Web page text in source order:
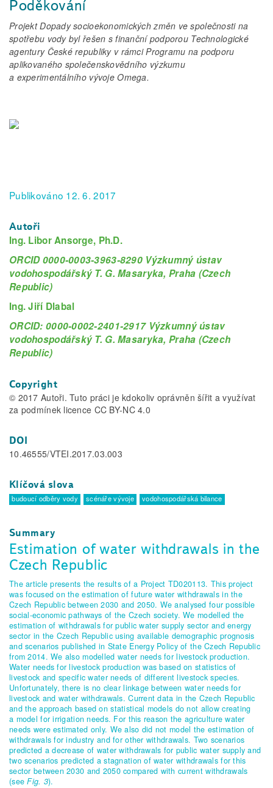
Poděkování
Projekt Dopady socioekonomických změn ve společnosti na
spotřebu vody byl řešen s finanční podporou Technologické
agentury České republiky v rámci Programu na podporu
aplikovaného společenskovědního výzkumu
a experimentálního vývoje Omega.
Publikováno 12. 6. 2017
Autoři
Ing. Libor Ansorge, Ph.D.
ORCID 0000-0003-3963-8290 Výzkumný ústav
vodohospodářský T. G. Masaryka, Praha (Czech
Republic)
Ing. Jiří Dlabal
ORCID: 0000-0002-2401-2917 Výzkumný ústav
vodohospodářský T. G. Masaryka, Praha (Czech
Republic)
Copyright
© 2017 Autoři. Tuto práci je kdokoliv oprávněn šířit a využívat
za podmínek licence CC BY-NC 4.0
DOI
10.46555/VTEI.2017.03.003
Klíčová slova
budoucí odběry vody scénáře vývoje vodohospodářská bilance
Summary
Estimation of water withdrawals in the
Czech Republic
The article presents the results of a Project TD020113. This project
was focused on the estimation of future water withdrawals in the
Czech Republic between 2030 and 2050. We analysed four possible
social-economic pathways of the Czech society. We modelled the
estimation of withdrawals for public water supply sector and energy
sector in the Czech Republic using available demographic prognosis
and scenarios published in State Energy Policy of the Czech Republic
from 2014. We also modelled water needs for livestock production.
Water needs for livestock production was based on statistics of
livestock and specific water needs of different livestock species.
Unfortunately, there is no clear linkage between water needs for
livestock and water withdrawals. Current data in the Czech Republic
and the approach based on statistical models do not allow creating
a model for irrigation needs. For this reason the agriculture water
needs were estimated only. We also did not model the estimation of
withdrawals for industry and for other withdrawals. Two scenarios
predicted a decrease of water withdrawals for public water supply and
two scenarios predicted a stagnation of water withdrawals for this
sector between 2030 and 2050 compared with current withdrawals
(see Fig. 3).